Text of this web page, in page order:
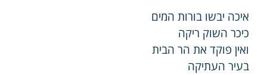
איכה יבשו בורות המים
כיכר השוק ריקה
ואין פוקד את הר הבית
בעיר העתיקה